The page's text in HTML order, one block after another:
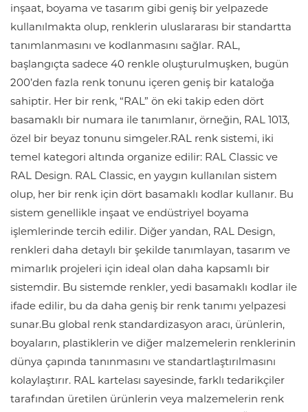
inşaat, boyama ve tasarım gibi geniş bir yelpazede
kullanılmakta olup, renklerin uluslararası bir standartta
tanımlanmasını ve kodlanmasını sağlar. RAL,
başlangıçta sadece 40 renkle oluşturulmuşken, bugün
200’den fazla renk tonunu içeren geniş bir kataloğa
sahiptir. Her bir renk, “RAL” ön eki takip eden dört
basamaklı bir numara ile tanımlanır, örneğin, RAL 1013,
özel bir beyaz tonunu simgeler.RAL renk sistemi, iki
temel kategori altında organize edilir: RAL Classic ve
RAL Design. RAL Classic, en yaygın kullanılan sistem
olup, her bir renk için dört basamaklı kodlar kullanır. Bu
sistem genellikle inşaat ve endüstriyel boyama
işlemlerinde tercih edilir. Diğer yandan, RAL Design,
renkleri daha detaylı bir şekilde tanımlayan, tasarım ve
mimarlık projeleri için ideal olan daha kapsamlı bir
sistemdir. Bu sistemde renkler, yedi basamaklı kodlar ile
ifade edilir, bu da daha geniş bir renk tanımı yelpazesi
sunar.Bu global renk standardizasyon aracı, ürünlerin,
boyaların, plastiklerin ve diğer malzemelerin renklerinin
dünya çapında tanınmasını ve standartlaştırılmasını
kolaylaştırır. RAL kartelası sayesinde, farklı tedarikçiler
tarafından üretilen ürünlerin veya malzemelerin renk